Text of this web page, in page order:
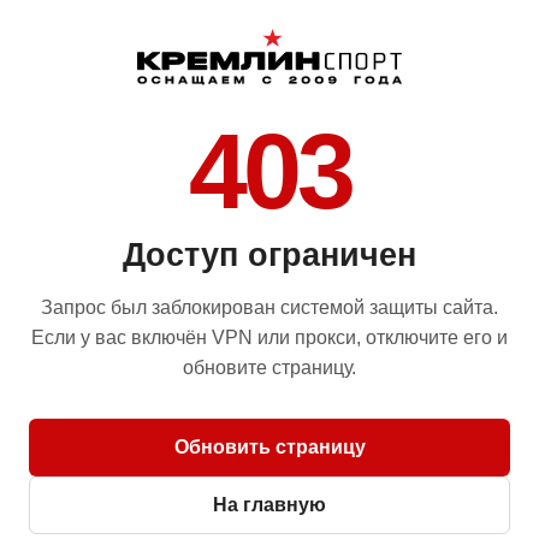
403
Доступ ограничен
Запрос был заблокирован системой защиты сайта.
Если у вас включён VPN или прокси, отключите его и
обновите страницу.
Обновить страницу
На главную